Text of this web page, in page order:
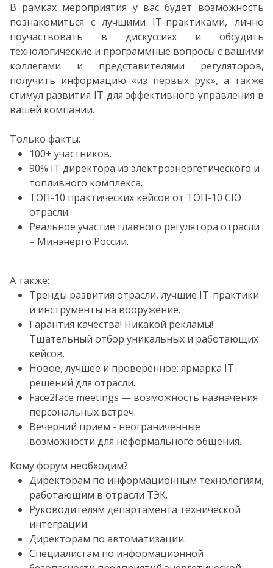
В рамках мероприятия у вас будет возможность
познакомиться с лучшими IT-практиками, лично
поучаствовать в дискуссиях и обсудить
технологические и программные вопросы с вашими
коллегами и представителями регуляторов,
получить информацию «из первых рук», а также
стимул развития IT для эффективного управления в
вашей компании.
Только факты:
100+ участников.
90% IT директора из электроэнергетического и
топливного комплекса.
ТОП-10 практических кейсов от ТОП-10 CIO
отрасли.
Реальное участие главного регулятора отрасли
– Минэнерго России.
А также:
Тренды развития отрасли, лучшие IT-практики
и инструменты на вооружение.
Гарантия качества! Никакой рекламы!
Тщательный отбор уникальных и работающих
кейсов.
Новое, лучшее и проверенное: ярмарка IT-
решений для отрасли.
Face2face meetings — возможность назначения
персональных встреч.
Вечерний прием - неограниченные
возможности для неформального общения.
Кому форум необходим?
Директорам по информационным технологиям,
работающим в отрасли ТЭК.
Руководителям департамента технической
интеграции.
Директорам по автоматизации.
Специалистам по информационной